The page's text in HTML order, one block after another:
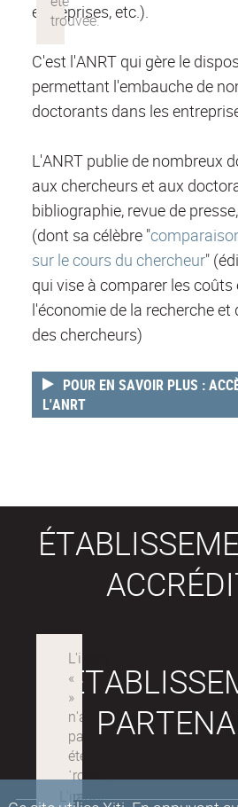
entreprises, etc.).
C'est l'ANRT qui gère le
permettant l'embauche de
doctorants dans les
L'ANRT publie de nombreux
aux chercheurs et aux
bibliographie, revue de
(dont sa célèbre "
sur le cours du chercheur"
qui vise à comparer les
l'économie de la recherche
des chercheurs)
POUR EN SAVOIR PLUS :
L'ANRT